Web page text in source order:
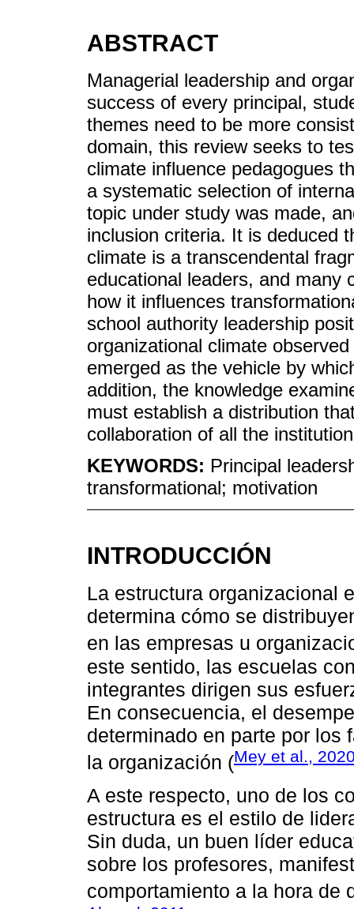
ABSTRACT
Managerial leadership and
success of every principal,
themes need to be more
domain, this review seeks to
climate influence pedagogues
a systematic selection of
topic under study was made,
inclusion criteria. It is deduced
climate is a transcendental
educational leaders, and many
how it influences
school authority leadership
organizational climate
emerged as the vehicle by
addition, the knowledge
must establish a distribution
collaboration of all the
KEYWORDS: Principal
transformational; motivation
INTRODUCCIÓN
La estructura organizacional
determina cómo se
en las empresas u
este sentido, las escuelas
integrantes dirigen sus
En consecuencia, el
determinado en parte por los
la organización (Mey et al.,
A este respecto, uno de los
estructura es el estilo de
Sin duda, un buen líder
sobre los profesores,
comportamiento a la hora de